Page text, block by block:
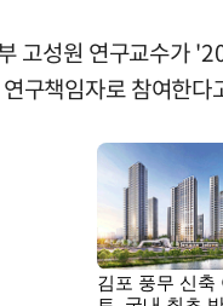
고성원 연구교수가
구책임자로 참여한다